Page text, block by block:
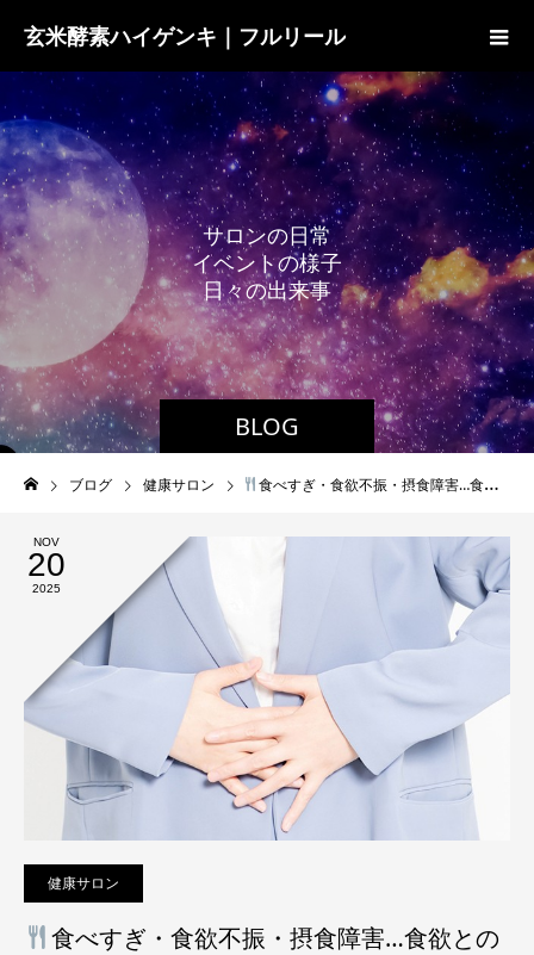
玄米酵素ハイゲンキ｜フルリール
BLOG
サロンの日常
イベン トの様子
日々の出来事
ブログ 健康サロン 食べすぎ・食欲不振・摂食障害…食欲との上手な付き合い方
NOV
20
2025
健康サロン
食べすぎ・食欲不振・摂食障害…食欲との